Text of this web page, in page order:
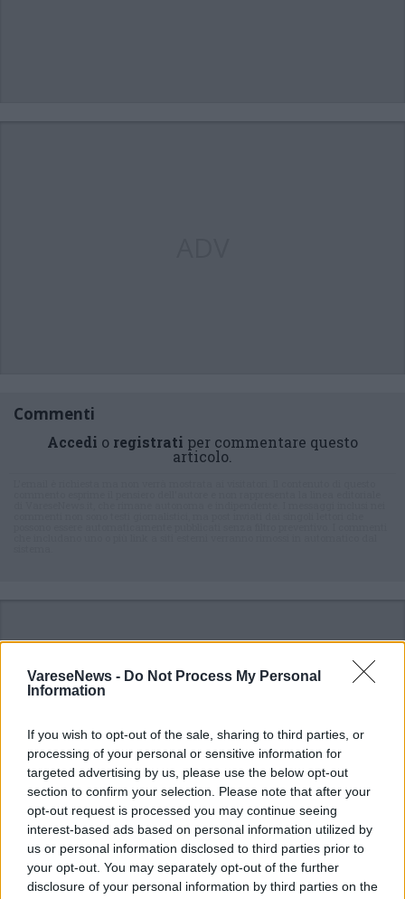
VareseNews - Do Not Process My Personal
Information
If you wish to opt-out of the sale, sharing to third parties, or
processing of your personal or sensitive information for
targeted advertising by us, please use the below opt-out
section to confirm your selection. Please note that after your
opt-out request is processed you may continue seeing
interest-based ads based on personal information utilized by
us or personal information disclosed to third parties prior to
your opt-out. You may separately opt-out of the further
disclosure of your personal information by third parties on the
Commenti
Accedi o registrati per commentare questo
articolo.
ADV